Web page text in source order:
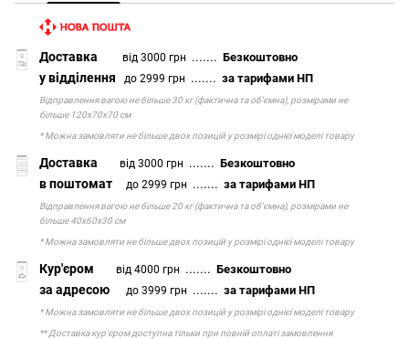
Доставка від 3000 грн .......Безкоштовно
у відділення до 2999 грн .......за тарифами НП
Відправлення вагою не більше 30 кг (фактична та об'ємна), розмірами не
більше 120х70х70 см
* Можна замовляти не більше двох позицій у розмірі однієї моделі товару
Доставка від 3000 грн .......Безкоштовно
в поштомат до 2999 грн .......за тарифами НП
Відправлення вагою не більше 20 кг (фактична та об'ємна), розмірами не
більше 40х60х30 см
* Можна замовляти не більше двох позицій у розмірі однієї моделі товару
Кур'єром від 4000 грн .......Безкоштовно
за адресою до 3999 грн .......за тарифами НП
* Можна замовляти не більше двох позицій у розмірі однієї моделі товару
** Доставка кур'єром доступна тільки при повній оплаті замовлення